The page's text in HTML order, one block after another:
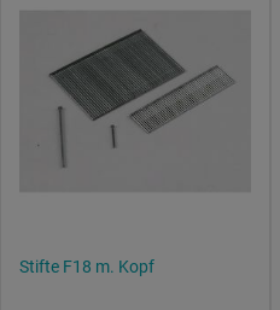
Stifte F18 m. Kopf